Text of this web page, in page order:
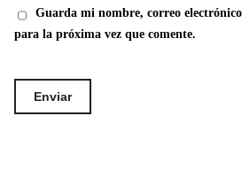
Guarda mi nombre, correo
para la próxima vez que comente.